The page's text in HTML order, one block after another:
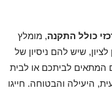
כולל התקנה, מומלץ
שיש להם ניסיון של
המתאים לביתכם או לבית
היעילה והבטוחה. חייגו